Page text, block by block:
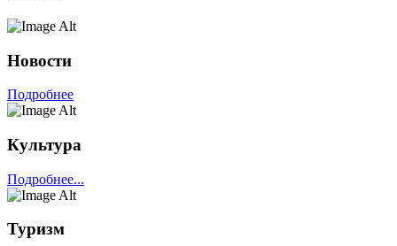
Новости
Подробнее
Культура
Подробнее...
Туризм